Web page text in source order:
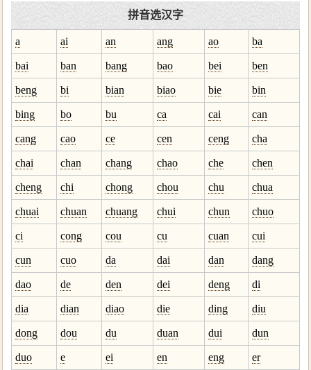
拼音选汉字
a ai an ang ao ba
bai ban bang bao bei ben
beng bi bian biao bie bin
bing bo bu ca cai can
cang cao ce cen ceng cha
chai chan chang chao che chen
cheng chi chong chou chu chua
chuai chuan chuang chui chun chuo
ci cong cou cu cuan cui
cun cuo da dai dan dang
dao de den dei deng di
dia dian diao die ding diu
dong dou du duan dui dun
duo e ei en eng er